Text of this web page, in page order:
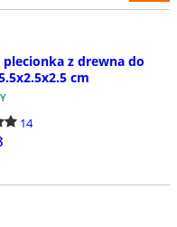
plecionka z drewna do
cm
14